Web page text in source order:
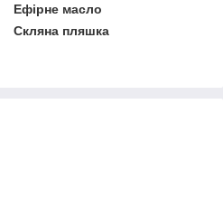
Ефірне масло
Скляна пляшка